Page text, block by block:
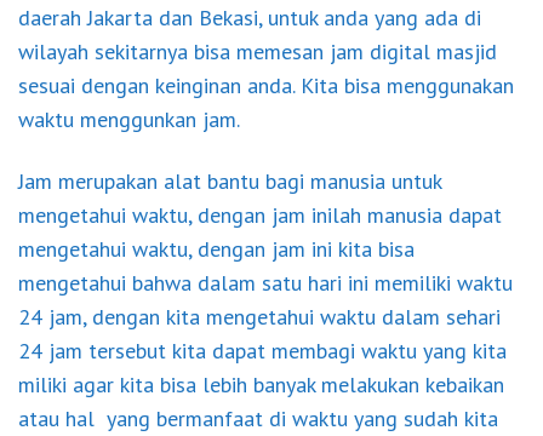
daerah Jakarta dan Bekasi, untuk anda yang ada di
wilayah sekitarnya bisa memesan jam digital masjid
sesuai dengan keinginan anda. Kita bisa menggunakan
waktu menggunkan jam.
Jam merupakan alat bantu bagi manusia untuk
mengetahui waktu, dengan jam inilah manusia dapat
mengetahui waktu, dengan jam ini kita bisa
mengetahui bahwa dalam satu hari ini memiliki waktu
24 jam, dengan kita mengetahui waktu dalam sehari
24 jam tersebut kita dapat membagi waktu yang kita
miliki agar kita bisa lebih banyak melakukan kebaikan
atau hal yang bermanfaat di waktu yang sudah kita